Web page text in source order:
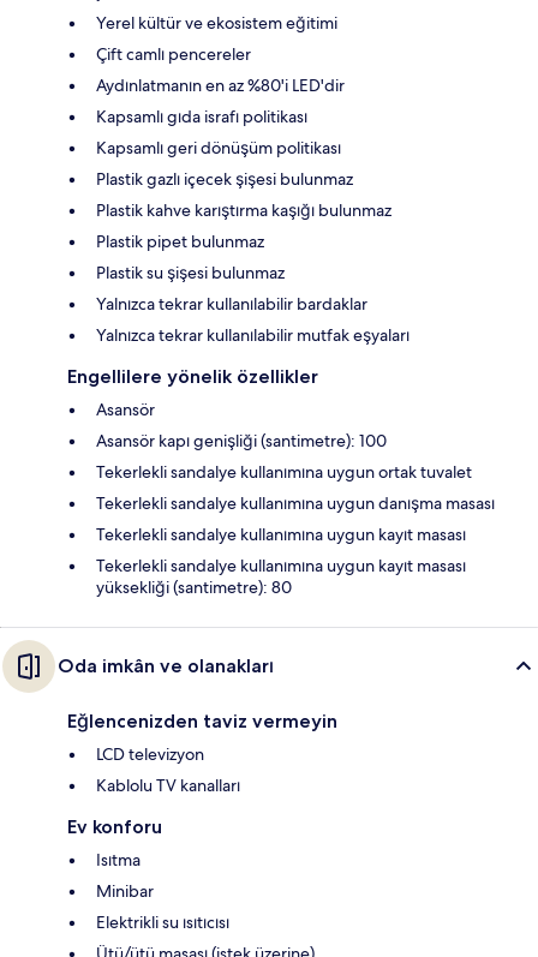
Yerel kültür ve ekosistem eğitimi
Çift camlı pencereler
Aydınlatmanın en az %80'i LED'dir
Kapsamlı gıda israfı politikası
Kapsamlı geri dönüşüm politikası
Plastik gazlı içecek şişesi bulunmaz
Plastik kahve karıştırma kaşığı bulunmaz
Plastik pipet bulunmaz
Plastik su şişesi bulunmaz
Yalnızca tekrar kullanılabilir bardaklar
Yalnızca tekrar kullanılabilir mutfak eşyaları
Engellilere yönelik özellikler
Asansör
Asansör kapı genişliği (santimetre): 100
Tekerlekli sandalye kullanımına uygun ortak tuvalet
Tekerlekli sandalye kullanımına uygun danışma masası
Tekerlekli sandalye kullanımına uygun kayıt masası
Tekerlekli sandalye kullanımına uygun kayıt masası
yüksekliği (santimetre): 80
Oda imkân ve olanakları
Eğlencenizden taviz vermeyin
LCD televizyon
Kablolu TV kanalları
Ev konforu
Isıtma
Minibar
Elektrikli su ısıtıcısı